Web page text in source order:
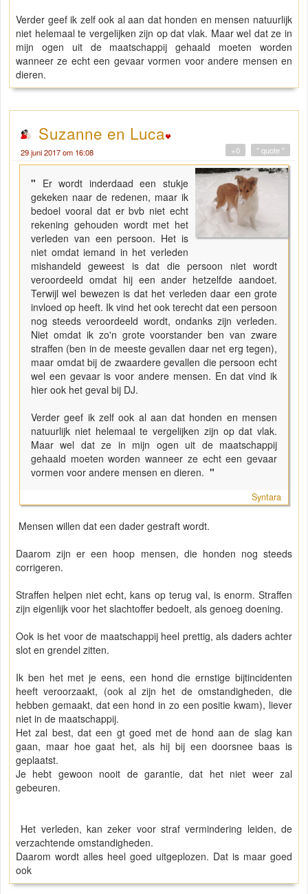
Verder geef ik zelf ook al aan dat honden en mensen natuurlijk
niet helemaal te vergelijken zijn op dat vlak. Maar wel dat ze in
mijn ogen uit de maatschappij gehaald moeten worden
wanneer ze echt een gevaar vormen voor andere mensen en
dieren.
Suzanne en Luca
29 juni 2017 om 16:08 " quote "
+0
" Er wordt inderdaad een stukje
gekeken naar de redenen, maar ik
bedoel vooral dat er bvb niet echt
rekening gehouden wordt met het
verleden van een persoon. Het is
niet omdat iemand in het verleden
mishandeld geweest is dat die persoon niet wordt
veroordeeld omdat hij een ander hetzelfde aandoet.
Terwijl wel bewezen is dat het verleden daar een grote
invloed op heeft. Ik vind het ook terecht dat een persoon
nog steeds veroordeeld wordt, ondanks zijn verleden.
Niet omdat ik zo'n grote voorstander ben van zware
straffen (ben in de meeste gevallen daar net erg tegen),
maar omdat bij de zwaardere gevallen die persoon echt
wel een gevaar is voor andere mensen. En dat vind ik
hier ook het geval bij DJ.
Verder geef ik zelf ook al aan dat honden en mensen
natuurlijk niet helemaal te vergelijken zijn op dat vlak.
Maar wel dat ze in mijn ogen uit de maatschappij
gehaald moeten worden wanneer ze echt een gevaar
vormen voor andere mensen en dieren. "
Syntara
Mensen willen dat een dader gestraft wordt.
Daarom zijn er een hoop mensen, die honden nog steeds
corrigeren.
Straffen helpen niet echt, kans op terug val, is enorm. Straffen
zijn eigenlijk voor het slachtoffer bedoelt, als genoeg doening.
Ook is het voor de maatschappij heel prettig, als daders achter
slot en grendel zitten.
Ik ben het met je eens, een hond die ernstige bijtincidenten
heeft veroorzaakt, (ook al zijn het de omstandigheden, die
hebben gemaakt, dat een hond in zo een positie kwam), liever
niet in de maatschappij.
Het zal best, dat een gt goed met de hond aan de slag kan
gaan, maar hoe gaat het, als hij bij een doorsnee baas is
geplaatst.
Je hebt gewoon nooit de garantie, dat het niet weer zal
gebeuren.
Het verleden, kan zeker voor straf vermindering leiden, de
verzachtende omstandigheden.
Daarom wordt alles heel goed uitgeplozen. Dat is maar goed
ook